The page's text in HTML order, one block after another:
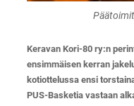
Keravan Kori-80 ry:n
ensimmäisen kerran
kotiottelussa ensi
PUS-Basketia vastaan